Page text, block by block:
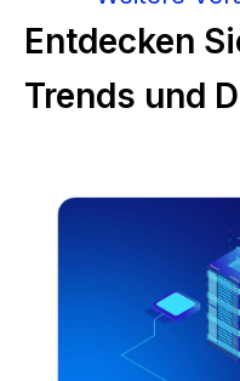
Entdecken
Trends und